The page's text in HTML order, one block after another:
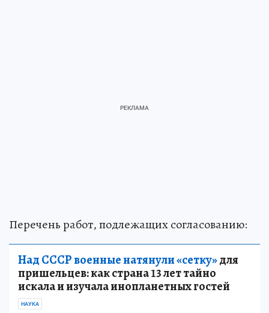
Перечень работ, подлежащих согласованию:
Над СССР военные натянули «сетку»для
пришельцев: как страна 13 лет тайно
искала и изучала инопланетных гостей
НАУКА